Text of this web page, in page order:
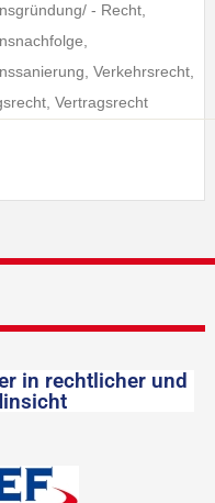
- Recht,
Verkehrsrecht,
Vertragsrecht
in rechtlicher und